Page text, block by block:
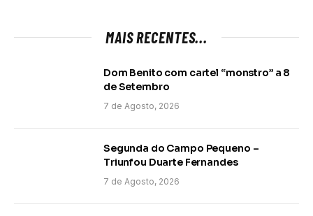
MAIS RECENTES...
Dom Benito com cartel “monstro” a 8
de Setembro
7 de Agosto, 2026
Segunda do Campo Pequeno –
Triunfou Duarte Fernandes
7 de Agosto, 2026